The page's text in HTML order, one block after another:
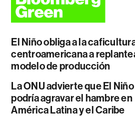
El Niño obliga a la
centroamericana a
modelo de producción
La ONU advierte que El Niño
podría agravar el hambre en
América Latina y el Caribe